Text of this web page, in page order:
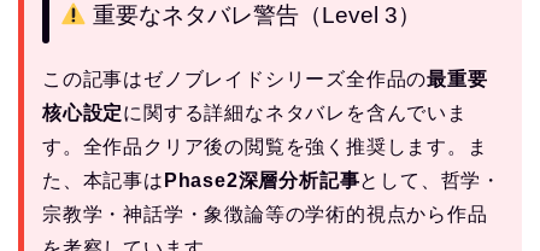
重要なネタバレ警告（Level 3）
この記事はゼノブレイドシリーズ全作品の最重要
核心設定に関する詳細なネタバレを含んでいま
す。全作品クリア後の閲覧を強く推奨します。ま
た、本記事は Phase2深層分析記事として、哲学・
宗教学・神話学・象徴論等の学術的視点から作品